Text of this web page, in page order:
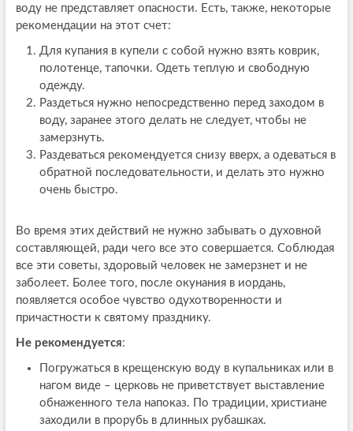
воду не представляет опасности. Есть, также, некоторые
рекомендации на этот счет:
Для купания в купели с собой нужно взять коврик,
полотенце, тапочки. Одеть теплую и свободную
одежду.
Раздеться нужно непосредственно перед заходом в
воду, заранее этого делать не следует, чтобы не
замерзнуть.
Раздеваться рекомендуется снизу вверх, а одеваться в
обратной последовательности, и делать это нужно
очень быстро.
Во время этих действий не нужно забывать о духовной
составляющей, ради чего все это совершается. Соблюдая
все эти советы, здоровый человек не замерзнет и не
заболеет. Более того, после окунания в иордань,
появляется особое чувство одухотворенности и
причастности к святому празднику.
Не рекомендуется:
Погружаться в крещенскую воду в купальниках или в
нагом виде – церковь не приветствует выставление
обнаженного тела напоказ. По традиции, христиане
заходили в прорубь в длинных рубашках.